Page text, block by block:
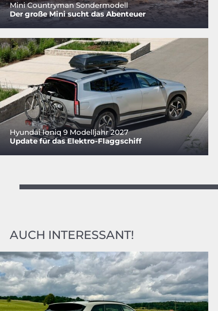
Mini Countryman Sondermodell
Der große Mini sucht das Abenteuer
Hyundai Ioniq 9 Modelljahr 2027
Update für das Elektro-Flaggschiff
AUCH INTERESSANT!